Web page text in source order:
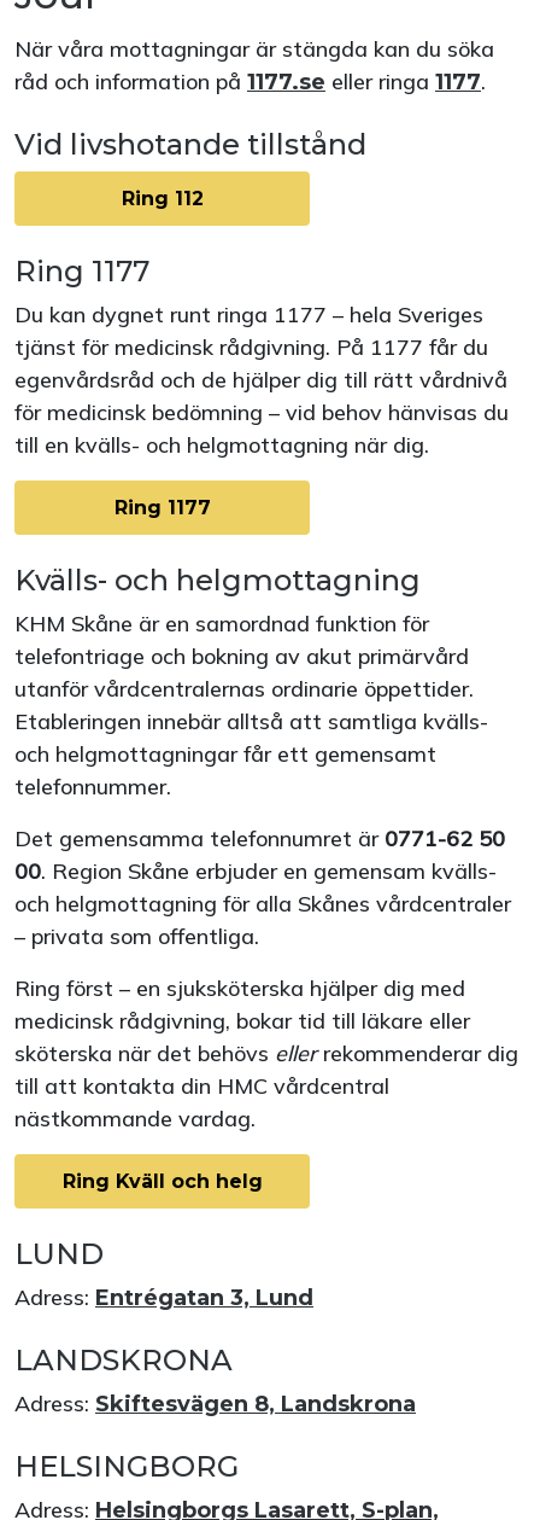
När våra mottagningar är stängda kan du söka
råd och information på 1177.se eller ringa 1177.
Vid livshotande tillstånd
Ring 112
Ring 1177
Du kan dygnet runt ringa 1177 – hela Sveriges
tjänst för medicinsk rådgivning. På 1177 får du
egenvårdsråd och de hjälper dig till rätt vårdnivå
för medicinsk bedömning – vid behov hänvisas du
till en kvälls- och helgmottagning när dig.
Ring 1177
Kvälls- och helgmottagning
KHM Skåne är en samordnad funktion för
telefontriage och bokning av akut primärvård
utanför vårdcentralernas ordinarie öppettider.
Etableringen innebär alltså att samtliga kvälls-
och helgmottagningar får ett gemensamt
telefonnummer.
Det gemensamma telefonnumret är 0771-62 50
00. Region Skåne erbjuder en gemensam kvälls-
och helgmottagning för alla Skånes vårdcentraler
– privata som offentliga.
Ring först – en sjuksköterska hjälper dig med
medicinsk rådgivning, bokar tid till läkare eller
sköterska när det behövs ellerrekommenderar dig
till att kontakta din HMC vårdcentral
nästkommande vardag.
Ring Kväll och helg
LUND
Adress: Entrégatan 3, Lund
LANDSKRONA
Adress: Skiftesvägen 8, Landskrona
HELSINGBORG
Adress: Helsingborgs Lasarett, S-plan,